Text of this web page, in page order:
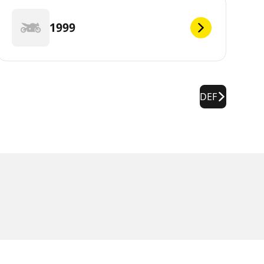
1999
DEF